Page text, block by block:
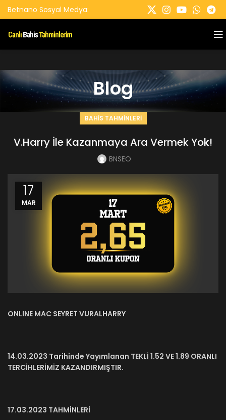
Betnano Sosyal Medya:
Blog
BAHIS TAHMINLERI
V.Harry İle Kazanmaya Ara Vermek Yok!
BNSEO
17
MAR
ONLINE MAC SEYRET VURALHARRY
14.03.2023 Tarihinde Yayımlanan TEKLİ 1.52 VE 1.89 ORANLI
TERCİHLERİMİZ KAZANDIRMIŞTIR.
17.03.2023 TAHMİNLERİ